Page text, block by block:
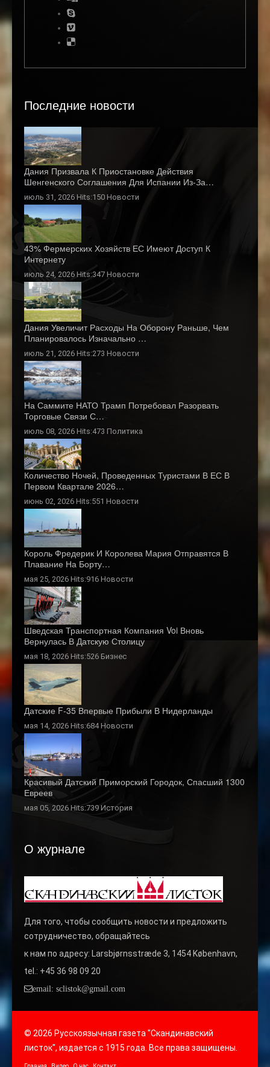
Последние новости
Дания Призвала К Приостановке Действия
Шенгенского Соглашения Для Испании Из-За…
июль 31, 2026 Hits:150 Новости
43% Фермерских Хозяйств ЕС Имеют Доступ К
Интернету
июль 24, 2026 Hits:347 Новости
Дания Увеличит Расходы На Оборону Раньше, Чем
Планировалось Изначально …
июль 21, 2026 Hits:273 Новости
На Саммите НАТО Трамп Потребовал Разорвать
Торговые Связи С…
июль 08, 2026 Hits:473 Политика
Количество Ночей, Проведенных Туристами В ЕС В
Первом Квартале 2026…
июнь 02, 2026 Hits:551 Новости
Король Фредерик И Королева Мария Отправятся В
Плавание На Борту…
мая 25, 2026 Hits:916 Новости
Шведская Транспортная Компания Voi Вновь
Вернулась В Датскую Столицу
мая 18, 2026 Hits:526 Бизнес
Датские F-35 Впервые Прибыли В Нидерланды
мая 14, 2026 Hits:684Новости
Красивый Датский Приморский Городок, Спасший 1300
Евреев
мая 05, 2026 Hits:739 История
О журнале
Для того, чтобы сообщить новости и предложить
сотрудничество, обращайтесь
к нам по адресу: Larsbjørnsstræde 3, 1454 København,
tel.: +45 36 98 09 20
email: sclistok@gmail.com
© 2026 Русскоязычная газета "Скандинавский
листок", издается с 1915 года. Все права защищены.